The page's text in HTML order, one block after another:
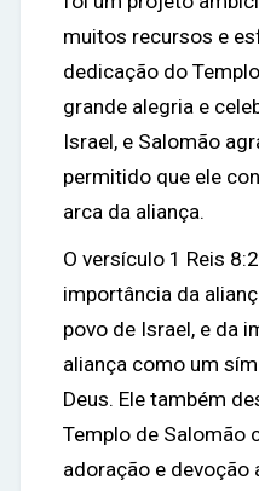
muitos recursos e
dedicação do
grande alegria e
Israel, e Salomão
permitido que ele
arca da aliança.
O versículo 1 Reis
importância da
povo de Israel, e da
aliança como um
Deus. Ele também
Templo de Salomão
adoração e devoção